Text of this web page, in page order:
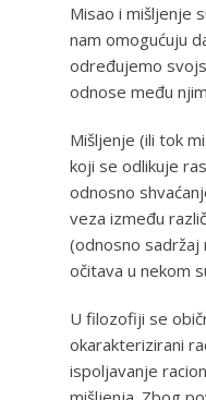
Misao i mišljenje
nam omogućuju
određujemo
odnose među
Mišljenje (ili tok
koji se odlikuje
odnosno
veza između
(odnosno sadržaj
očitava u nekom
U filozofiji se
okarakterizirani
ispoljavanje